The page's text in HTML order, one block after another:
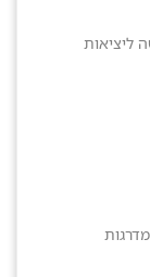
ליציאות